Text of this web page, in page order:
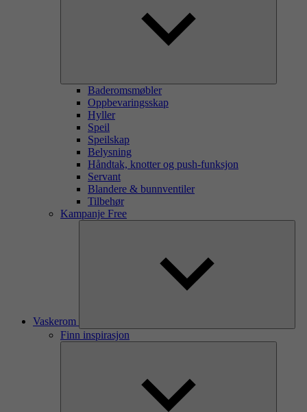
Baderomsmøbler
Oppbevaringsskap
Hyller
Speil
Speilskap
Belysning
Håndtak, knotter og push-funksjon
Servant
Blandere & bunnventiler
Tilbehør
Kampanje Free
Vaskerom
Finn inspirasjon